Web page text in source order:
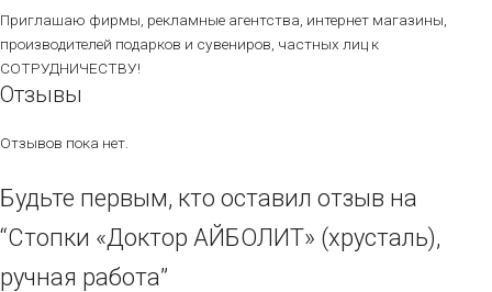
Приглашаю фирмы, рекламные агентства, интернет магазины,
производителей подарков и сувениров, частных лиц к
СОТРУДНИЧЕСТВУ!
Отзывы
Отзывов пока нет.
Будьте первым, кто оставил отзыв на
“Стопки «Доктор АЙБОЛИТ» (хрусталь),
ручная работа”